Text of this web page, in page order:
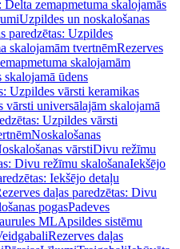
Delta zemapmetuma skalojamās
Uzpildes un noskalošanas
paredzētas: Uzpildes
skalojamām tvertnēmRezerves
skalojamām
ūdens
Uzpildes vārsti keramikas
vārsti universālajām skalojamā
Uzpildes vārsti
Noskalošanas
vārstiDivu režīmu
Divu režīmu skalošanaIekšējo
Iekšējo detaļu
daļas paredzētas: Divu
pogasPadeves
MLApsildes sistēmu
Rezerves daļas